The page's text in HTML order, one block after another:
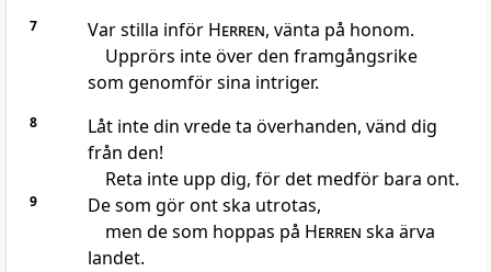
7 Var stilla inför Herren, vänta på honom.
Upprörs inte över den framgångsrike
som genomför sina intriger.
8
Låt inte din vrede ta överhanden, vänd dig
från den!
Reta inte upp dig, för det medför bara ont.
9
De som gör ont ska utrotas,
men de som hoppas på Herren ska ärva
landet.